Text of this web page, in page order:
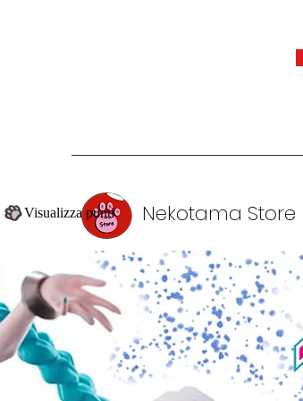
Nekotama Store
Visualizza punti